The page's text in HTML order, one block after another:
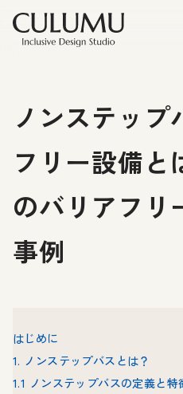
ノンステップ
フリー設備と
のバリアフリ
事例
はじめに
1. ノンステップバスとは？
1.1 ノンステップバスの定義と特